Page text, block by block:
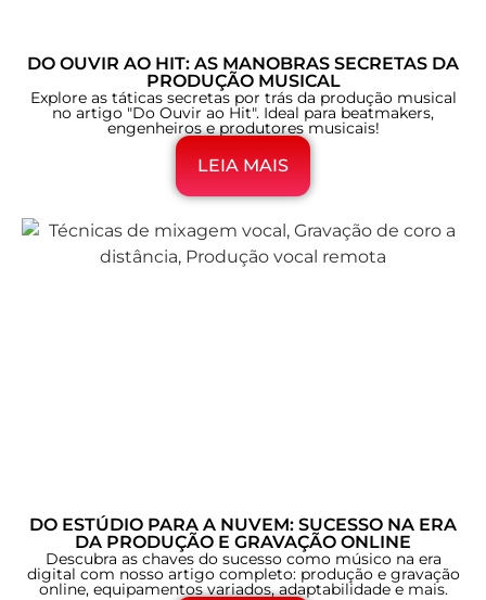
DO OUVIR AO HIT: AS MANOBRAS SECRETAS DA
PRODUÇÃO MUSICAL
Explore as táticas secretas por trás da produção musical
no artigo "Do Ouvir ao Hit". Ideal para beatmakers,
engenheiros e produtores musicais!
LEIA MAIS
DO ESTÚDIO PARA A NUVEM: SUCESSO NA ERA
DA PRODUÇÃO E GRAVAÇÃO ONLINE
Descubra as chaves do sucesso como músico na era
digital com nosso artigo completo: produção e gravação
online, equipamentos variados, adaptabilidade e mais.